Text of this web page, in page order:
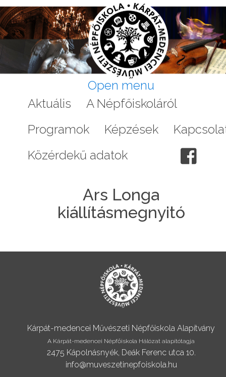
Open menu
Aktuális
A Népfőiskoláról
Programok
Képzések
Közérdekű adatok
Ars Longa
kiállításmegnyitó
Kárpát-medencei Művészeti Népfőiskola Alapítvány
A Kárpát-medencei Népfőiskola Hálózat alapítótagja
2475 Kápolnásnyék, Deák Ferenc utca 10.
info@muveszetinepfoiskola.hu